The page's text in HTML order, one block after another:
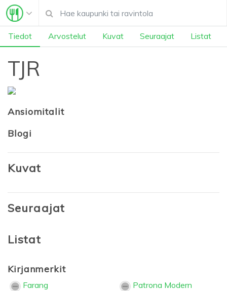
Tiedot Arvostelut Kuvat Seuraajat Listat
TJR
Ansiomitalit
Blogi
Kuvat
Seuraajat
Listat
Kirjanmerkit
Farang
Patrona Modern